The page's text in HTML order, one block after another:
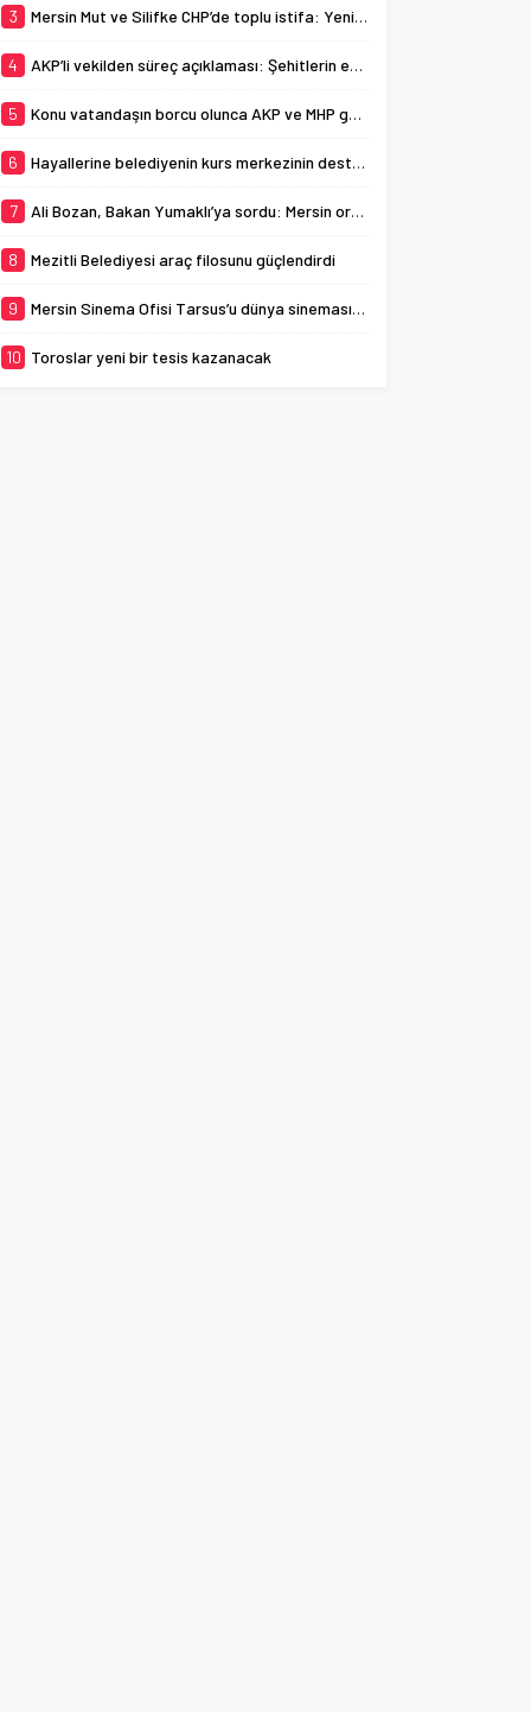
3 Mersin Mut ve Silifke CHP’de toplu istifa: Yeni Parti’ye katıldılar
4 AKP’li vekilden süreç açıklaması: Şehitlerin emanetine sahip çıkıyoruz
5 Konu vatandaşın borcu olunca AKP ve MHP görmezden geldi!
6 Hayallerine belediyenin kurs merkezinin desteğiyle ulaştılar
7 Ali Bozan, Bakan Yumaklı’ya sordu: Mersin orman yangınlarına karşı hazır mı?
8 Mezitli Belediyesi araç filosunu güçlendirdi
9 Mersin Sinema Ofisi Tarsus’u dünya sinemasına açıyor
10 Toroslar yeni bir tesis kazanacak